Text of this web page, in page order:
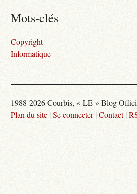
Mots-clés
Copyright
Informatique
1988-2026 Courbis, « LE » Blog
Plan du site |Se connecter|Contact|